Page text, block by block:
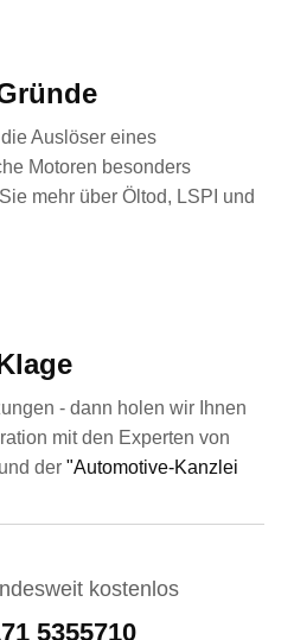
Auslöser eines
Motoren besonders
mehr über Öltod, LSPI und
- dann holen wir Ihnen
mit den Experten von
und der "Automotive-Kanzlei
kostenlos
5355710